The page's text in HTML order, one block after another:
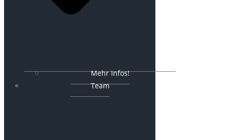
Mehr Infos!
Team